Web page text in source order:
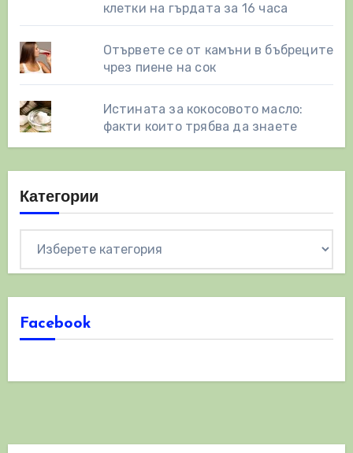
клетки на гърдата за 16 часа
Отървете се от камъни в бъбреците
чрез пиене на сок
Истината за кокосовото масло:
факти които трябва да знаете
Категории
Facebook